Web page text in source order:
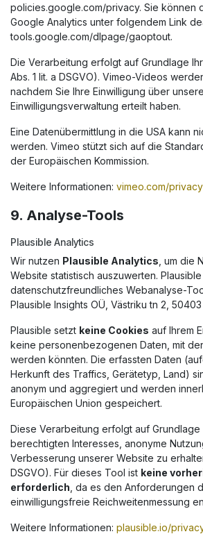
policies.google.com/privacy. Sie können
Google Analytics unter folgendem Link
tools.google.com/dlpage/gaoptout.
Die Verarbeitung erfolgt auf Grundlage
Abs. 1 lit. a DSGVO). Vimeo-Videos
nachdem Sie Ihre Einwilligung über
Einwilligungsverwaltung erteilt haben.
Eine Datenübermittlung in die USA kann
werden. Vimeo stützt sich auf die
der Europäischen Kommission.
Weitere Informationen: vimeo.com/privacy
9. Analyse-Tools
Plausible Analytics
Wir nutzen Plausible Analytics , um die
Website statistisch auszuwerten.
datenschutzfreundliches Webanalyse-
Plausible Insights OÜ, Västriku tn 2,
Plausible setzt keine Cookies auf Ihrem
keine personenbezogenen Daten, mit
werden könnten. Die erfassten Daten
Herkunft des Traffics, Gerätetyp, Land)
anonym und aggregiert und werden
Europäischen Union gespeichert.
Diese Verarbeitung erfolgt auf Grundlage
berechtigten Interesses, anonyme
Verbesserung unserer Website zu
DSGVO). Für dieses Tool ist keine
erforderlich , da es den Anforderungen
einwilligungsfreie Reichweitenmessung
Weitere Informationen: plausible.io/